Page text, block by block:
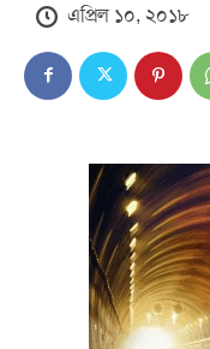
এপ্রিল ১০, ২০১৮